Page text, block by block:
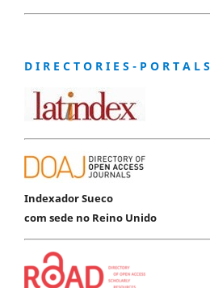
D I R E C T O R I E S - P O R T A L S
Indexador Sueco
com sede no Reino Unido